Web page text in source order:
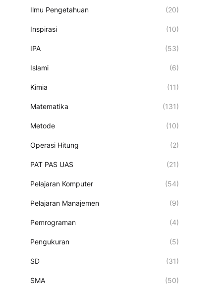
Ilmu Pengetahuan (20)
Inspirasi (10)
IPA (53)
Islami (6)
Kimia (11)
Matematika (131)
Metode (10)
Operasi Hitung (2)
PAT PAS UAS (21)
Pelajaran Komputer (54)
Pelajaran Manajemen (9)
Pemrograman (4)
Pengukuran (5)
SD (31)
SMA (50)